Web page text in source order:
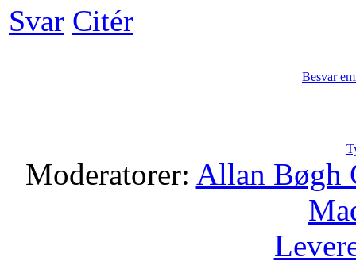
Svar Citér
Besvar
Moderatorer: Allan Bøgh